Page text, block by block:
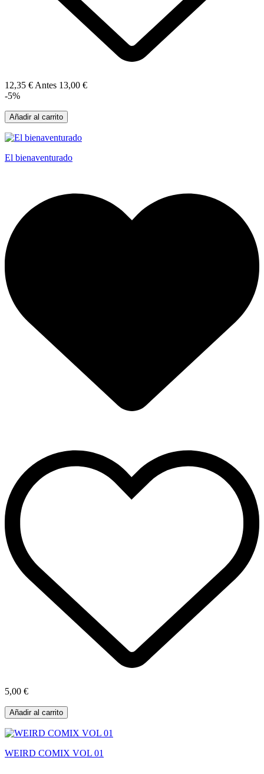
12,35 €Antes 13,00 €
-5%
Añadir al carrito
El bienaventurado
5,00 €
Añadir al carrito
WEIRD COMIX VOL 01